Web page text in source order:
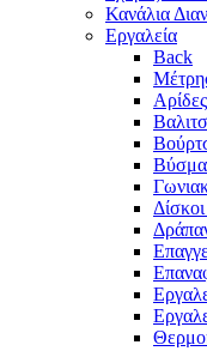
Κανάλια
Εργαλεία
Back
Αρίδες